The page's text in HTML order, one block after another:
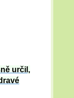
určil,